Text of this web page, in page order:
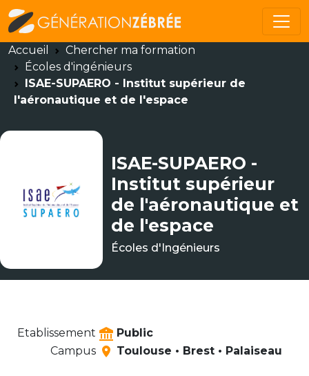
Accueil
Chercher ma formation
Écoles d'ingénieurs
ISAE-SUPAERO - Institut supérieur de
l'aéronautique et de l'espace
ISAE-SUPAERO -
Institut supérieur
de l'aéronautique et
de l'espace
Écoles d'Ingénieurs
Etablissement
Public
Campus
Toulouse • Brest • Palaiseau